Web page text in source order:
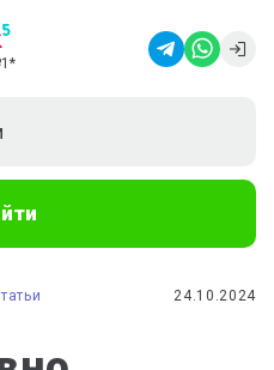
*
24.10.2024